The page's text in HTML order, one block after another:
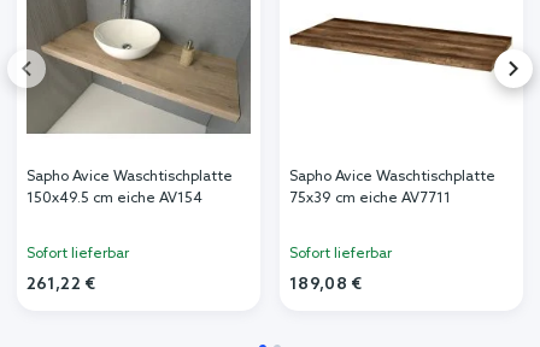
Sapho Avice Waschtischplatte
150x49.5 cm eiche AV154
Sofort lieferbar
261,22 €
Sapho Avice Waschtischplatte
75x39 cm eiche AV7711
Sofort lieferbar
189,08 €